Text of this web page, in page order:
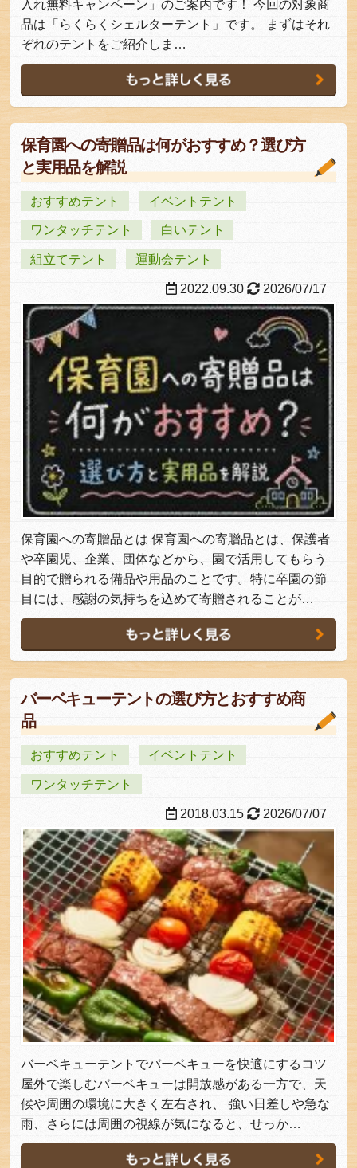
入れ無料キャンペーン」のご案内です！ 今回の対象商
品は「らくらくシェルターテント」です。 まずはそれ
ぞれのテントをご紹介しま…
保育園への寄贈品は何がおすすめ？選び方
と実用品を解説
おすすめテント イベントテント
ワンタッチテント 白いテント
組立てテント 運動会テント
2022.09.30 2026/07/17
保育園への寄贈品とは 保育園への寄贈品とは、保護者
や卒園児、企業、団体などから、園で活用してもらう
目的で贈られる備品や用品のことです。特に卒園の節
目には、感謝の気持ちを込めて寄贈されることが…
バーベキューテントの選び方とおすすめ商
品
おすすめテント イベントテント
ワンタッチテント
2018.03.15 2026/07/07
バーベキューテントでバーベキューを快適にするコツ
屋外で楽しむバーベキューは開放感がある一方で、天
候や周囲の環境に大きく左右され、 強い日差しや急な
雨、さらには周囲の視線が気になると、せっか…